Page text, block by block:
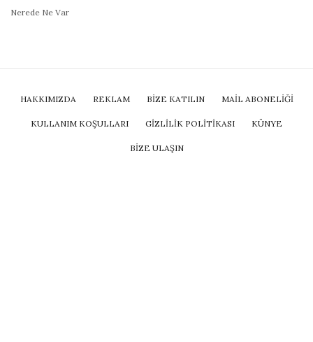
Nerede Ne Var
HAKKIMIZDA REKLAM BİZE KATILIN MAIL ABONELIĞI
KULLANIM KOŞULLARI GIZLILIK POLITIKASI KÜNYE
BIZE ULAŞIN